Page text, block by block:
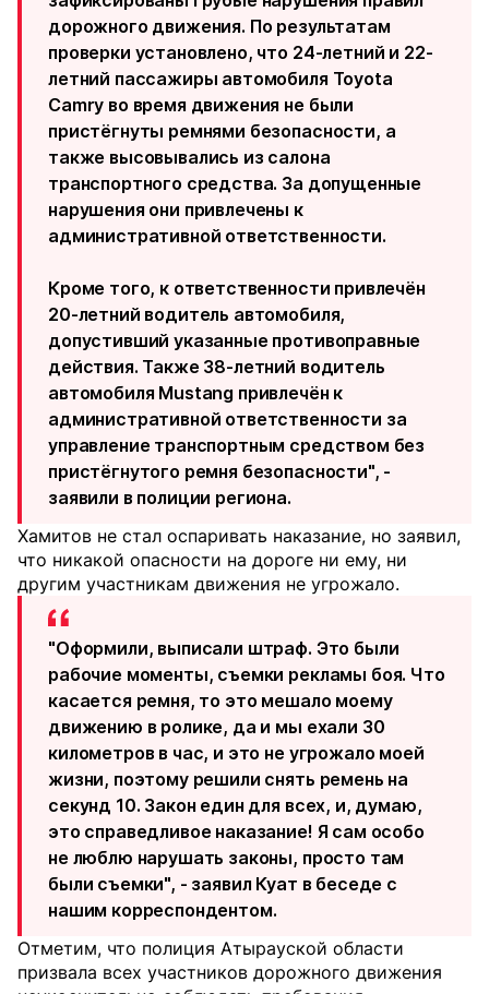
дорожного движения. По результатам
проверки установлено, что 24-летний и 22-
летний пассажиры автомобиля Toyota
Camry во время движения не были
пристёгнуты ремнями безопасности, а
также высовывались из салона
транспортного средства. За допущенные
нарушения они привлечены к
административной ответственности.
Кроме того, к ответственности привлечён
20-летний водитель автомобиля,
допустивший указанные противоправные
действия. Также 38-летний водитель
автомобиля Mustang привлечён к
административной ответственности за
управление транспортным средством без
пристёгнутого ремня безопасности", -
заявили в полиции региона.
Хамитов не стал оспаривать наказание, но заявил,
что никакой опасности на дороге ни ему, ни
другим участникам движения не угрожало.
"Оформили, выписали штраф. Это были
рабочие моменты, съемки рекламы боя. Что
касается ремня, то это мешало моему
движению в ролике, да и мы ехали 30
километров в час, и это не угрожало моей
жизни, поэтому решили снять ремень на
секунд 10. Закон един для всех, и, думаю,
это справедливое наказание! Я сам особо
не люблю нарушать законы, просто там
были съемки", - заявил Куат в беседе с
нашим корреспондентом.
Отметим, что полиция Атырауской области
призвала всех участников дорожного движения